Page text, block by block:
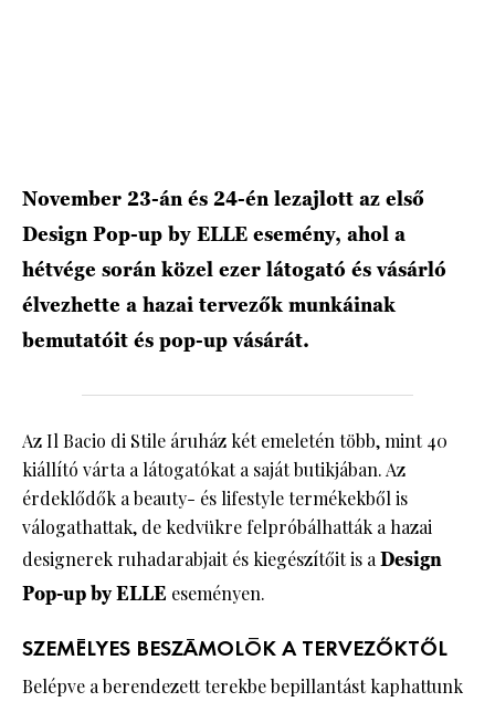
November 23-án és 24-én lezajlott az első
Design Pop-up by ELLE esemény, ahol a
hétvége során közel ezer látogató és vásárló
élvezhette a hazai tervezők munkáinak
bemutatóit és pop-up vásárát.
Az Il Bacio di Stile áruház két emeletén több, mint 40
kiállító várta a látogatókat a saját butikjában. Az
érdeklődők a beauty- és lifestyle termékekből is
válogathattak, de kedvükre felpróbálhatták a hazai
designerek ruhadarabjait és kiegészítőit is a Design
Pop-up by ELLE eseményen.
SZEMÉLYES BESZÁMOLÓK A TERVEZŐKTŐL
Belépve a berendezett terekbe bepillantást kaphattunk